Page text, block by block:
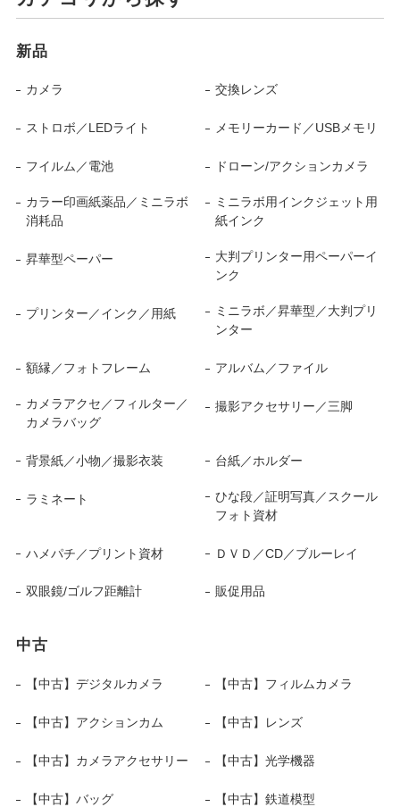
新品
カメラ 交換レンズ
ストロボ／LEDライト メモリーカード／USBメモリ
フイルム／電池 ドローン/アクションカメラ
カラー印画紙薬品／ミニラボ
消耗品
ミニラボ用インクジェット用
紙インク
昇華型ペーパー
大判プリンター用ペーパーイ
ンク
プリンター／インク／用紙
ミニラボ／昇華型／大判プリ
ンター
額縁／フォトフレーム アルバム／ファイル
カメラアクセ／フィルター／
カメラバッグ
撮影アクセサリー／三脚
背景紙／小物／撮影衣装 台紙／ホルダー
ラミネート
ひな段／証明写真／スクール
フォト資材
ハメパチ／プリント資材 ＤＶＤ／CD／ブルーレイ
双眼鏡/ゴルフ距離計 販促用品
中古
【中古】デジタルカメラ 【中古】フィルムカメラ
【中古】アクションカム 【中古】レンズ
【中古】カメラアクセサリー 【中古】光学機器
【中古】バッグ 【中古】鉄道模型